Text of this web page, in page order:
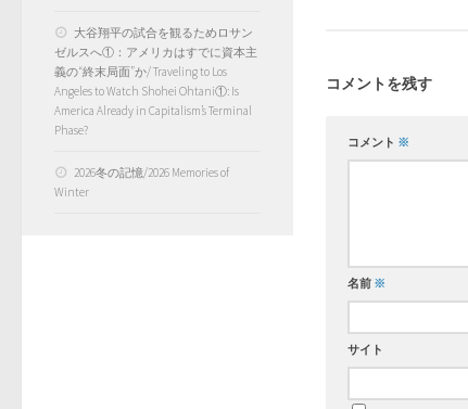
コメントを残す
コメント ※
名前 ※
サイト
大谷翔平の試合を観るためロサン
ゼルスへ①：アメリカはすでに資本主
義の“終末局面”か/ Traveling to Los
Angeles to Watch Shohei Ohtani①: Is
America Already in Capitalism’s Terminal
Phase?
2026冬の記憶/2026 Memories of
Winter